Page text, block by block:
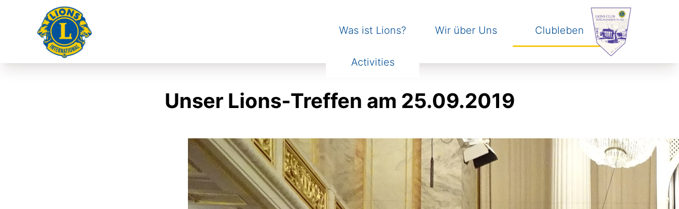
skip to navigation. skip to content
Was ist Lions? Wir über Uns Clubleben
Activities
Unser Lions-Treffen am 25.09.2019